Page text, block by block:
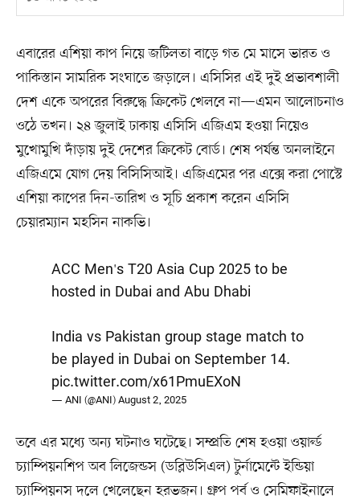
এবারের এশিয়া কাপ নিয়ে জটিলতা বাড়ে গত মে মাসে ভারত ও
পাকিস্তান সামরিক সংঘাতে জড়ালে। এসিসির এই দুই প্রভাবশালী
দেশ একে অপরের বিরুদ্ধে ক্রিকেট খেলবে না—এমন আলোচনাও
ওঠে তখন। ২৪ জুলাই ঢাকায় এসিসি এজিএম হওয়া নিয়েও
মুখোমুখি দাঁড়ায় দুই দেশের ক্রিকেট বোর্ড। শেষ পর্যন্ত অনলাইনে
এজিএমে যোগ দেয় বিসিসিআই। এজিএমের পর এক্সে করা পোস্টে
এশিয়া কাপের দিন-তারিখ ও সূচি প্রকাশ করেন এসিসি
চেয়ারম্যান মহসিন নাকভি।
ACC Men's T20 Asia Cup 2025 to be
hosted in Dubai and Abu Dhabi
India vs Pakistan group stage match to
be played in Dubai on September 14.
pic.twitter.com/x61PmuEXoN
— ANI (@ANI)August 2, 2025
তবে এর মধ্যে অন্য ঘটনাও ঘটেছে। সম্প্রতি শেষ হওয়া ওয়ার্ল্ড
চ্যাম্পিয়নশিপ অব লিজেন্ডস (ডব্লিউসিএল) টুর্নামেন্টে ইন্ডিয়া
চ্যাম্পিয়নস দলে খেলেছেন হরভজন। গ্রুপ পর্ব ও সেমিফাইনালে